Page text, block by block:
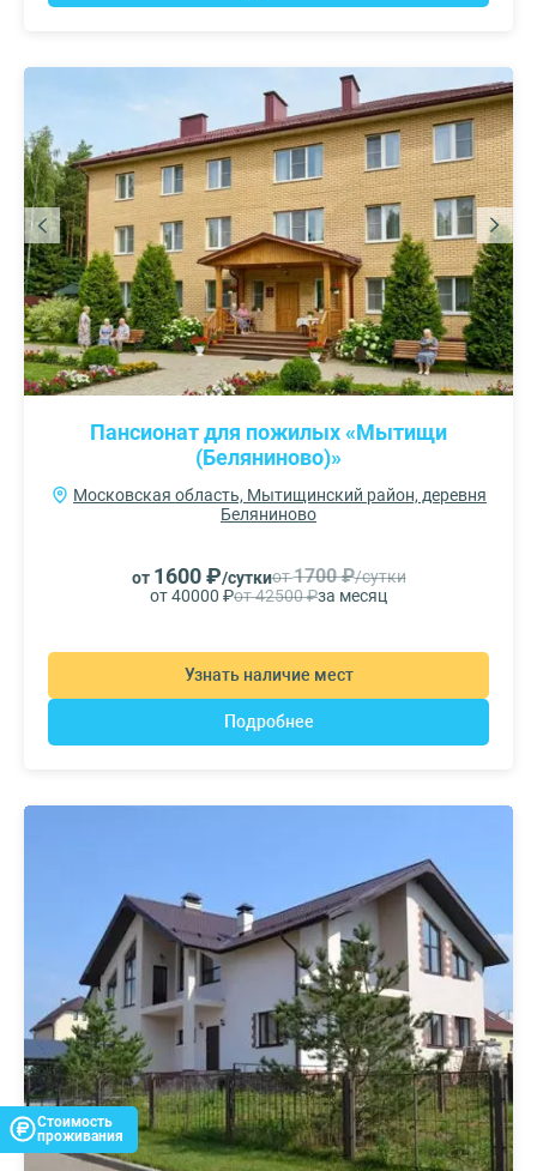
Пансионат для пожилых «Мытищи
(Беляниново)»
Московская область, Мытищинский район, деревня
Беляниново
от 1600 ₽/суткиот1700 ₽/сутки
от 40000 ₽от 42500 ₽за месяц
Узнать наличие мест
Подробнее
Стоимость
проживания